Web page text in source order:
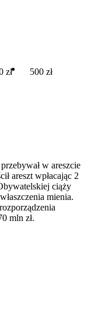
zł 500 zł
w areszcie
areszt wpłacając 2
ciąży
mienia.
mln zł.